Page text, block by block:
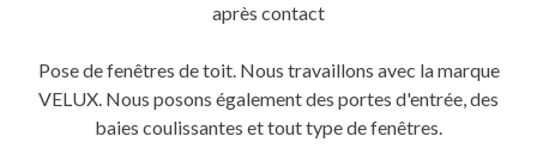
après contact
Pose de fenêtres de toit. Nous travaillons avec la marque
VELUX. Nous posons également des portes d'entrée, des
baies coulissantes et tout type de fenêtres.